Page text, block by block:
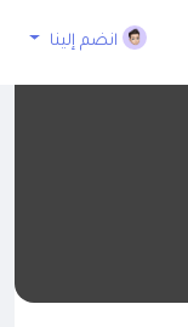
انضم إلينا